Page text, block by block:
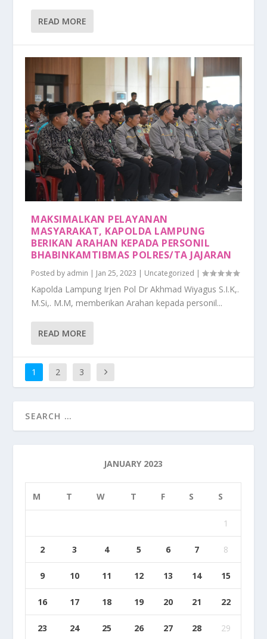
READ MORE
MAKSIMALKAN PELAYANAN
MASYARAKAT, KAPOLDA LAMPUNG
BERIKAN ARAHAN KEPADA PERSONIL
BHABINKAMTIBMAS POLRES/TA JAJARAN
Posted by admin | Jan 25, 2023 | Uncategorized |
Kapolda Lampung Irjen Pol Dr Akhmad Wiyagus S.I.K,.
M.Si,. M.M, memberikan Arahan kepada personil...
READ MORE
1 2 3
JANUARY 2023
M T W T F S S
1
2 3 4 5 6 7 8
9 10 11 12 13 14 15
16 17 18 19 20 21 22
23 24 25 26 27 28 29